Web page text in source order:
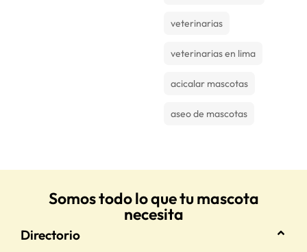
veterinarias
veterinarias en lima
acicalar mascotas
aseo de mascotas
Somos todo lo que tu mascota
necesita
Directorio